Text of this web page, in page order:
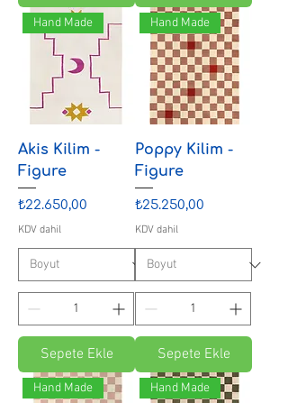
Hand Made
Akis Kilim -
Figure
Fiyat
₺22.650,00
KDV dahil
Sepete Ekle
Hand Made
Poppy Kilim -
Figure
Fiyat
₺25.250,00
KDV dahil
Sepete Ekle
Hand Made Hand Made